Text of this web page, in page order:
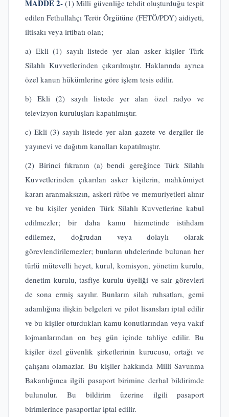
MADDE 2- (1) Milli güvenliğe tehdit oluşturduğu tespit
edilen Fethullahçı Terör Örgütüne (FETÖ/PDY) aidiyeti,
iltisakı veya irtibatı olan;
a) Ekli (1) sayılı listede yer alan asker kişiler Türk
Silahlı Kuvvetlerinden çıkarılmıştır. Haklarında ayrıca
özel kanun hükümlerine göre işlem tesis edilir.
b) Ekli (2) sayılı listede yer alan özel radyo ve
televizyon kuruluşları kapatılmıştır.
c) Ekli (3) sayılı listede yer alan gazete ve dergiler ile
yayınevi ve dağıtım kanalları kapatılmıştır.
(2) Birinci fıkranın (a) bendi gereğince Türk Silahlı
Kuvvetlerinden çıkarılan asker kişilerin, mahkûmiyet
kararı aranmaksızın, askeri rütbe ve memuriyetleri alınır
ve bu kişiler yeniden Türk Silahlı Kuvvetlerine kabul
edilmezler; bir daha kamu hizmetinde istihdam
edilemez, doğrudan veya dolaylı olarak
görevlendirilemezler; bunların uhdelerinde bulunan her
türlü mütevelli heyet, kurul, komisyon, yönetim kurulu,
denetim kurulu, tasfiye kurulu üyeliği ve sair görevleri
de sona ermiş sayılır. Bunların silah ruhsatları, gemi
adamlığına ilişkin belgeleri ve pilot lisansları iptal edilir
ve bu kişiler oturdukları kamu konutlarından veya vakıf
lojmanlarından on beş gün içinde tahliye edilir. Bu
kişiler özel güvenlik şirketlerinin kurucusu, ortağı ve
çalışanı olamazlar. Bu kişiler hakkında Milli Savunma
Bakanlığınca ilgili pasaport birimine derhal bildirimde
bulunulur. Bu bildirim üzerine ilgili pasaport
birimlerince pasaportlar iptal edilir.